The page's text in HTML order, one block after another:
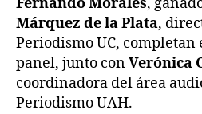
Fernando Morales,
Márquez de la Plata,
Periodismo UC, completan
panel, junto conVerónica
coordinadora del área
Periodismo UAH.